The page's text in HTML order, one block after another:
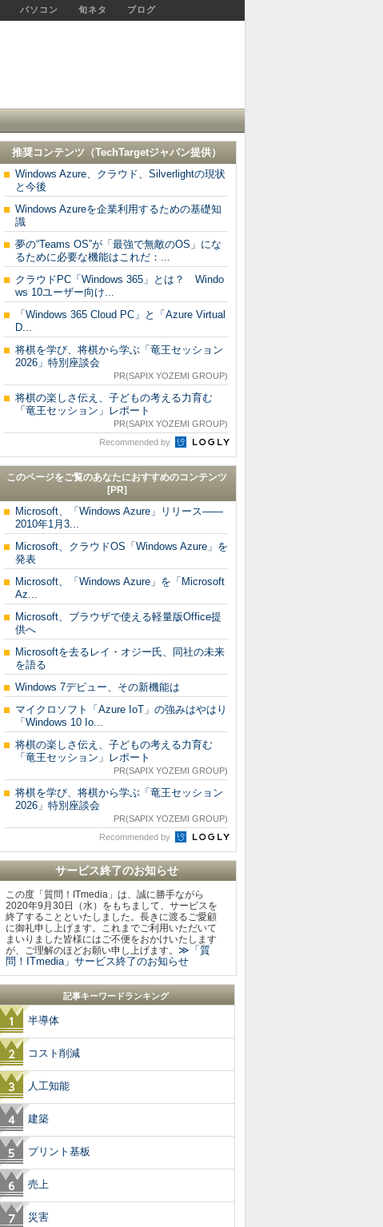
パソコン 旬ネタ ブログ
推奨コンテンツ（TechTargetジャパン提供）
Windows Azure、クラウド、Silverlightの現状
と今後
Windows Azureを企業利用するための基礎知
識
夢の“Teams OS”が「最強で無敵のOS」にな
るために必要な機能はこれだ：...
クラウドPC「Windows 365」とは？ Windo
ws 10ユーザー向け...
「Windows 365 Cloud PC」と「Azure Virtual
D...
将棋を学び、将棋から学ぶ「竜王セッション
2026」特別座談会
PR(SAPIX YOZEMI GROUP)
将棋の楽しさ伝え、子どもの考える力育む
「竜王セッション」レポート
PR(SAPIX YOZEMI GROUP)
Recommended by
このページをご覧のあなたにおすすめのコンテンツ
[PR]
Microsoft、「Windows Azure」リリース――
2010年1月3...
Microsoft、クラウドOS「Windows Azure」を
発表
Microsoft、「Windows Azure」を「Microsoft
Az...
Microsoft、ブラウザで使える軽量版Office提
供へ
Microsoftを去るレイ・オジー氏、同社の未来
を語る
Windows 7デビュー、その新機能は
マイクロソフト「Azure IoT」の強みはやはり
「Windows 10 Io...
将棋の楽しさ伝え、子どもの考える力育む
「竜王セッション」レポート
PR(SAPIX YOZEMI GROUP)
将棋を学び、将棋から学ぶ「竜王セッション
2026」特別座談会
PR(SAPIX YOZEMI GROUP)
Recommended by
サービス終了のお知らせ
この度「質問！ITmedia」は、誠に勝手ながら
2020年9月30日（水）をもちまして、サービスを
終了することといたしました。長きに渡るご愛顧
に御礼申し上げます。これまでご利用いただいて
まいりました皆様にはご不便をおかけいたします
が、ご理解のほどお願い申し上げます。 ≫「質
問！ITmedia」サービス終了のお知らせ
記事キーワードランキング
半導体
コスト削減
人工知能
建築
プリント基板
売上
災害